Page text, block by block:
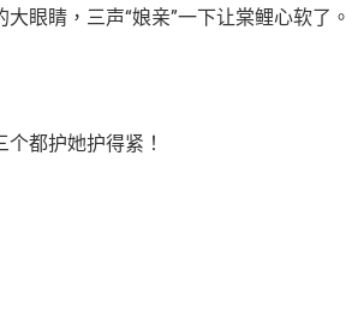
眼睛，三声“娘亲”一下让棠鲤心软了。
都护她护得紧！